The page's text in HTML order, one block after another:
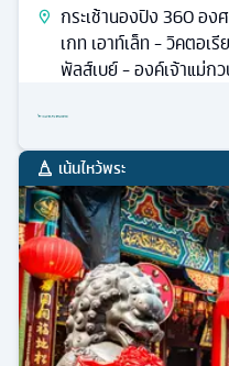
กระเช้านองปิง 360 อ
เกท เอาท์เล็ท - วิคตอเ
พัลส์เบย์ - องค์เจ้าแม่ก
เน้นไหว้พระ